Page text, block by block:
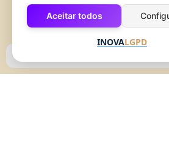
Atendimento: seg a
Sábado,
Aceitar todos
INOVALGPD